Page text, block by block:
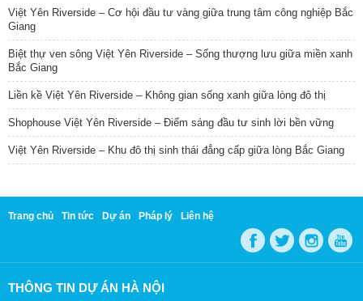
Việt Yên Riverside – Cơ hội đầu tư vàng giữa trung tâm công nghiệp Bắc
Giang
Biệt thự ven sông Việt Yên Riverside – Sống thượng lưu giữa miền xanh
Bắc Giang
Liền kề Việt Yên Riverside – Không gian sống xanh giữa lòng đô thị
Shophouse Việt Yên Riverside – Điểm sáng đầu tư sinh lời bền vững
Việt Yên Riverside – Khu đô thị sinh thái đẳng cấp giữa lòng Bắc Giang
Trang chủ Tin tức Dự án Pháp lý Liên hệ
THÔNG TIN DỰ ÁN HÀ NỘI